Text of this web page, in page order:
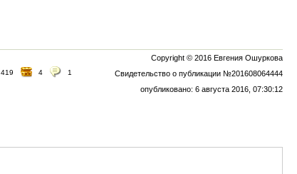
Copyright © 2016 Евгения Ошуркова
Свидетельство о публикации №201608064444
опубликовано: 6 августа 2016, 07:30:12
419 4 1